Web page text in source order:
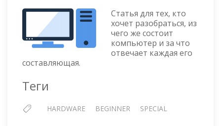
Статья для тех, кто
хочет разобраться, из
чего же состоит
компьютер и за что
отвечает каждая его
составляющая.
Теги
HARDWARE BEGINNER SPECIAL